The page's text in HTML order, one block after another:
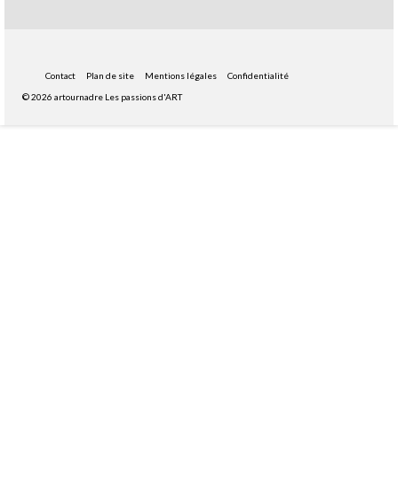
Contact Plan de site Mentions légales
Confidentialité
© 2026 artournadre Les passions d'ART